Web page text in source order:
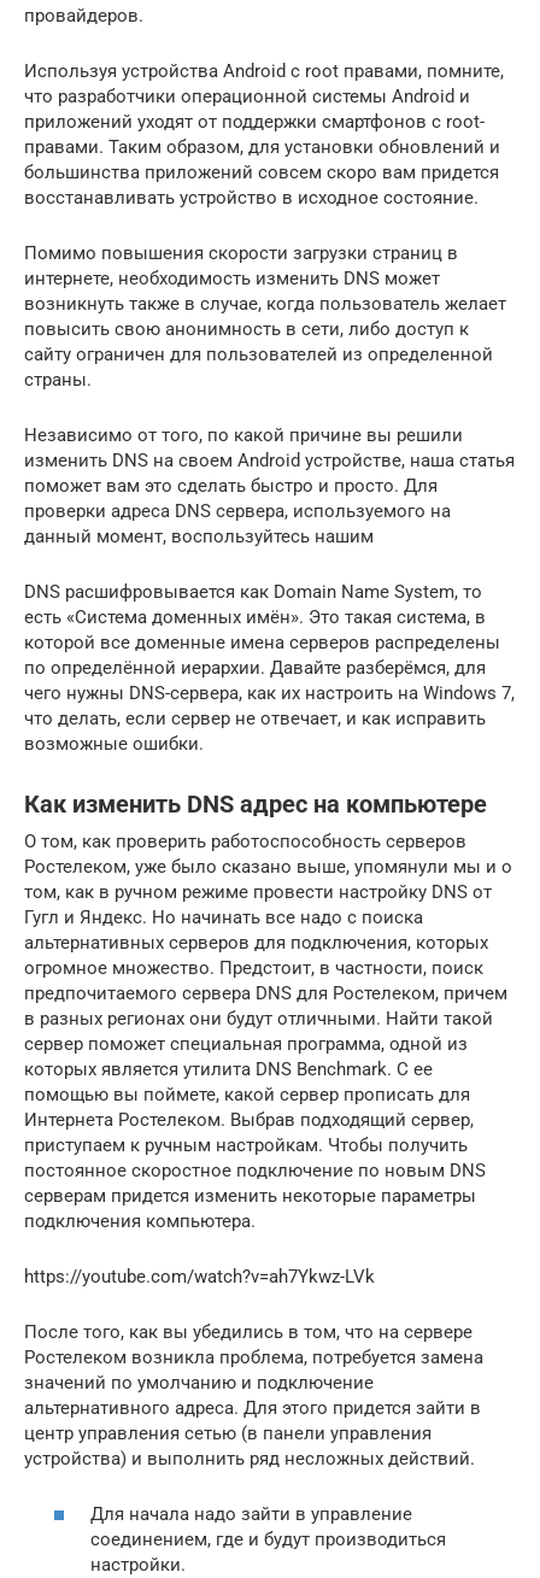
провайдеров.
Используя устройства Android с root правами, помните,
что разработчики операционной системы Android и
приложений уходят от поддержки смартфонов с root-
правами. Таким образом, для установки обновлений и
большинства приложений совсем скоро вам придется
восстанавливать устройство в исходное состояние.
Помимо повышения скорости загрузки страниц в
интернете, необходимость изменить DNS может
возникнуть также в случае, когда пользователь желает
повысить свою анонимность в сети, либо доступ к
сайту ограничен для пользователей из определенной
страны.
Независимо от того, по какой причине вы решили
изменить DNS на своем Android устройстве, наша статья
поможет вам это сделать быстро и просто. Для
проверки адреса DNS сервера, используемого на
данный момент, воспользуйтесь нашим
DNS расшифровывается как Domain Name System, то
есть «Система доменных имён». Это такая система, в
которой все доменные имена серверов распределены
по определённой иерархии. Давайте разберёмся, для
чего нужны DNS-сервера, как их настроить на Windows 7,
что делать, если сервер не отвечает, и как исправить
возможные ошибки.
Как изменить DNS адрес на компьютере
О том, как проверить работоспособность серверов
Ростелеком, уже было сказано выше, упомянули мы и о
том, как в ручном режиме провести настройку DNS от
Гугл и Яндекс. Но начинать все надо с поиска
альтернативных серверов для подключения, которых
огромное множество. Предстоит, в частности, поиск
предпочитаемого сервера DNS для Ростелеком, причем
в разных регионах они будут отличными. Найти такой
сервер поможет специальная программа, одной из
которых является утилита DNS Benchmark. С ее
помощью вы поймете, какой сервер прописать для
Интернета Ростелеком. Выбрав подходящий сервер,
приступаем к ручным настройкам. Чтобы получить
постоянное скоростное подключение по новым DNS
серверам придется изменить некоторые параметры
подключения компьютера.
https://youtube.com/watch?v=ah7Ykwz-LVk
После того, как вы убедились в том, что на сервере
Ростелеком возникла проблема, потребуется замена
значений по умолчанию и подключение
альтернативного адреса. Для этого придется зайти в
центр управления сетью (в панели управления
устройства) и выполнить ряд несложных действий.
Для начала надо зайти в управление
соединением, где и будут производиться
настройки.